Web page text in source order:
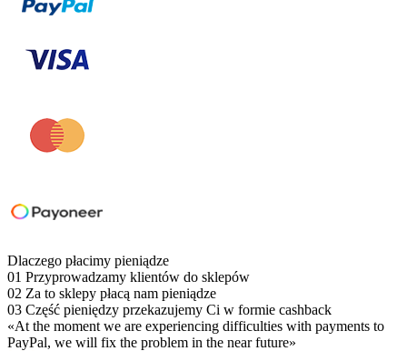
Dlaczego płacimy pieniądze
01 Przyprowadzamy klientów do sklepów
02 Za to sklepy płacą nam pieniądze
03 Część pieniędzy przekazujemy Ci w formie cashback
«At the moment we are experiencing difficulties with payments to
PayPal, we will fix the problem in the near future»